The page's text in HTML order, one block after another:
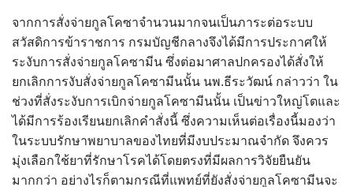
จากการสั่งจ่ายกูลโคซาจำนวนมากจนเป็นภาระต่อระบบ
สวัสดิการข้าราชการ กรมบัญชีกลางจึงได้มีการประกาศให้
ระงับการสั่งจ่ายกูลโคซามีน ซึ่งต่อมาศาลปกครองได้สั่งให้
ยกเลิกการงับสั่งจ่ายกูลโคซามีนนั้น นพ.ธีระวัฒน์ กล่าวว่า ใน
ช่วงที่สั่งระงับการเบิกจ่ายกูลโคซามีนนั้น เป็นข่าวใหญ่โตและ
ได้มีการร้องเรียนยกเลิกคำสั่งนี้ ซึ่งความเห็นต่อเรื่องนี้มองว่า
ในระบบรักษาพยาบาลของไทยที่มีงบประมาณจำกัด จึงควร
มุ่งเลือกใช้ยาที่รักษาโรคได้โดยตรงที่มีผลการวิจัยยืนยัน
มากกว่า อย่างไรก็ตามกรณีที่แพทย์ที่ยังสั่งจ่ายกูลโคซามีนจะ